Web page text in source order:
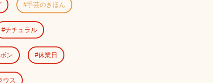
手芸のきほん
ナチュラル
ン 休業日
ウス